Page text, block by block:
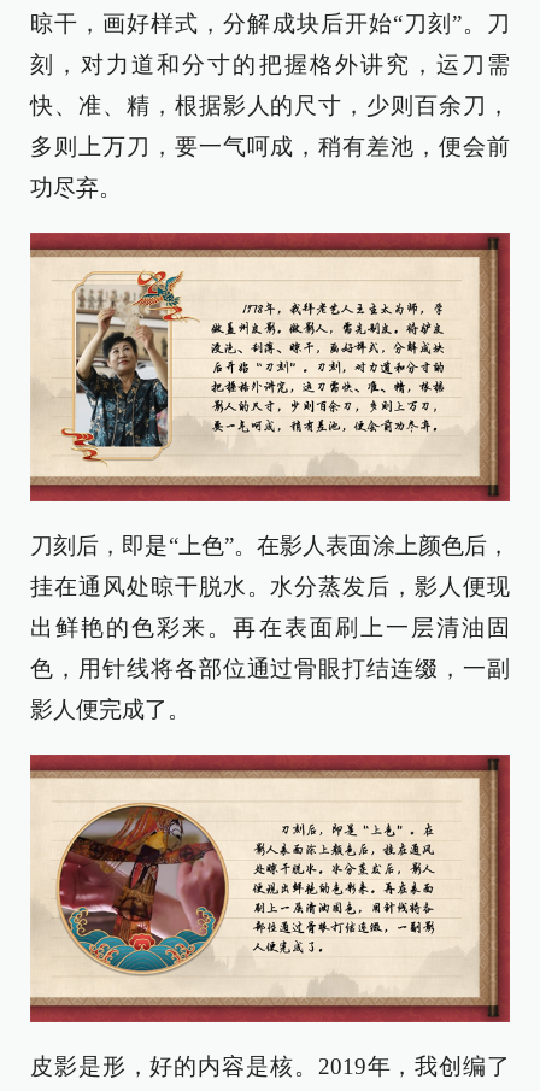
晾干，画好样式，分解成块后开始“刀刻”。刀
刻，对力道和分寸的把握格外讲究，运刀需
快、准、精，根据影人的尺寸，少则百余刀，
多则上万刀，要一气呵成，稍有差池，便会前
功尽弃。
刀刻后，即是“上色”。在影人表面涂上颜色后，
挂在通风处晾干脱水。水分蒸发后，影人便现
出鲜艳的色彩来。再在表面刷上一层清油固
色，用针线将各部位通过骨眼打结连缀，一副
影人便完成了。
皮影是形，好的内容是核。2019年，我创编了